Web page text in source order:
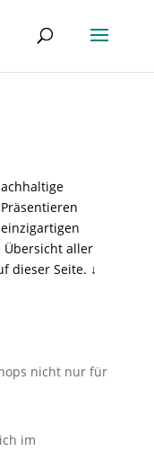
Übersicht aller
dieser Seite. ↓
nicht nur für
im